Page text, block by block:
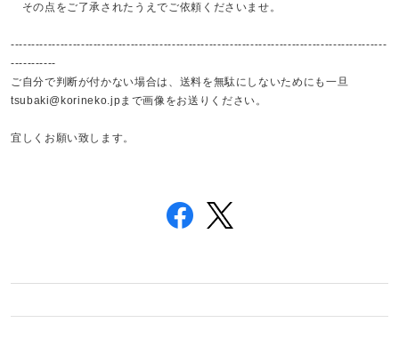
その点をご了承されたうえでご依頼くださいませ。
-------------------------------------------------------------------------------------------
-----------
ご自分で判断が付かない場合は、送料を無駄にしないためにも一旦
tsubaki@korineko.jpまで画像をお送りください。
宜しくお願い致します。